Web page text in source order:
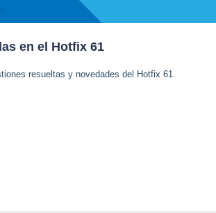
en el Hotfix 61
resueltas y novedades del Hotfix 61.